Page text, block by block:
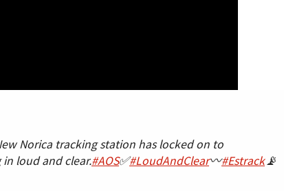
Norica tracking station has locked on to
in loud and clear.#AOS✅#LoudAndClear〰️#Estrack📡